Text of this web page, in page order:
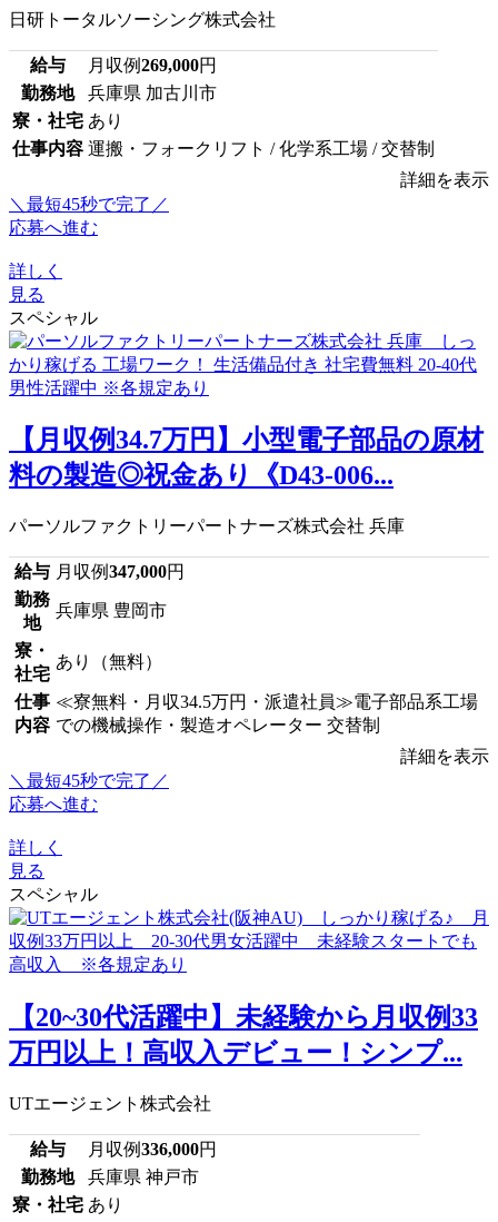
日研トータルソーシング株式会社
給与 月収例269,000円
勤務地
兵庫県 加古川市
寮・社宅 あり
仕事内容 運搬・フォークリフト / 化学系工場 / 交替制
詳細を表示
＼最短45秒で完了／
応募へ進む
詳しく
見る
スペシャル
【月収例34.7万円】小型電子部品の原材
料の製造◎祝金あり《D43-006...
パーソルファクトリーパートナーズ株式会社 兵庫
給与 月収例347,000円
勤務
地
兵庫県 豊岡市
寮・
社宅
あり（無料）
仕事
内容
≪寮無料・月収34.5万円・派遣社員≫電子部品系工場
での機械操作・製造オペレーター 交替制
詳細を表示
＼最短45秒で完了／
応募へ進む
詳しく
見る
スペシャル
【20~30代活躍中】未経験から月収例33
万円以上！高収入デビュー！シンプ...
UTエージェント株式会社
給与 月収例336,000円
勤務地
兵庫県 神戸市
寮・社宅 あり